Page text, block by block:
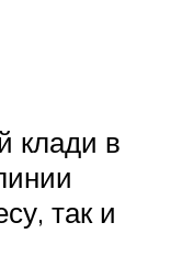
клади в
так и